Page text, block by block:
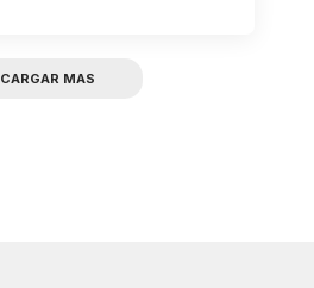
CARGAR MAS